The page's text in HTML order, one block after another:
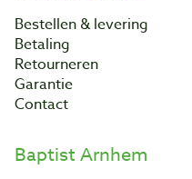
Bestellen & levering
Betaling
Retourneren
Garantie
Contact
Baptist Arnhem